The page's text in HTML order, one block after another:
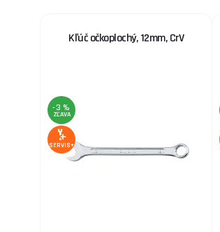
Kľúč očkoplochý, 12mm, CrV
-3 %
ZĽAVA
SERVIS+